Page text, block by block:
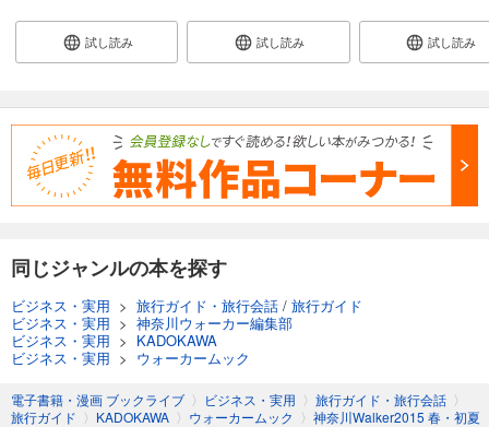
試し読み 試し読み 試し読み
同じジャンルの本を探す
ビジネス・実用 > 旅行ガイド・旅行会話 / 旅行ガイド
ビジネス・実用 > 神奈川ウォーカー編集部
ビジネス・実用 > KADOKAWA
ビジネス・実用 > ウォーカームック
電子書籍・漫画 ブックライブ 〉 ビジネス・実用 〉 旅行ガイド・旅行会話 〉
旅行ガイド 〉 KADOKAWA 〉 ウォーカームック 〉 神奈川Walker2015 春・初夏